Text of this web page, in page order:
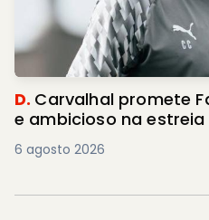
D. Carvalhal promete
e ambicioso na estreia
6 agosto 2026